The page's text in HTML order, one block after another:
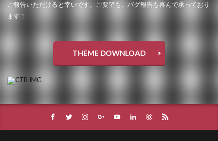
ご報告いただけると幸いです。ご要望も、バグ報告も喜んで承っており
ます！
THEME DOWNLOAD